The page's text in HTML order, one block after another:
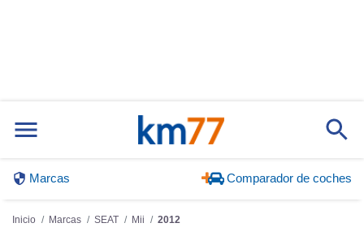
Marcas Comparador de coches
Inicio Marcas SEAT Mii 2012